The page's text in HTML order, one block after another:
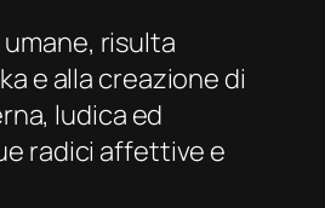
risulta
e alla creazione di
ludica ed
radici affettive e